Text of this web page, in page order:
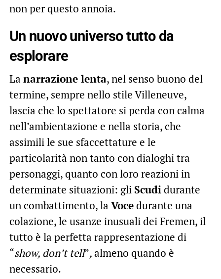
non per questo annoia.
Un nuovo universo tutto da
esplorare
La narrazione lenta, nel senso buono del
termine, sempre nello stile Villeneuve,
lascia che lo spettatore si perda con calma
nell’ambientazione e nella storia, che
assimili le sue sfaccettature e le
particolarità non tanto con dialoghi tra
personaggi, quanto con loro reazioni in
determinate situazioni: gli Scudidurante
un combattimento, la Vocedurante una
colazione, le usanze inusuali dei Fremen, il
tutto è la perfetta rappresentazione di
“show, don’t tell”,almeno quando è
necessario.